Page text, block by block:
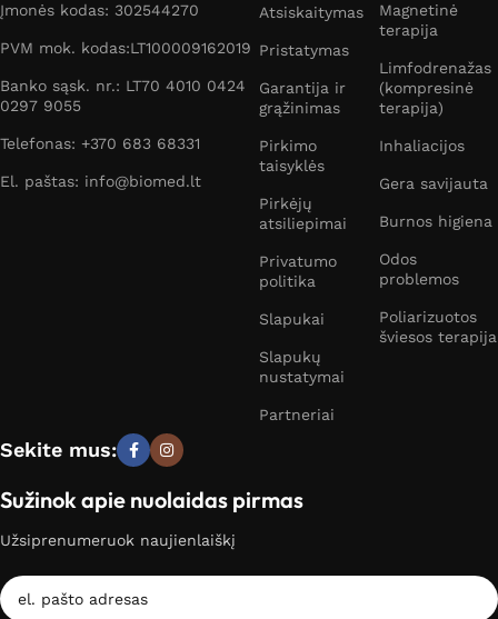
Įmonės kodas: 302544270
PVM mok. kodas:LT100009162019
Banko sąsk. nr.: LT70 4010 0424
0297 9055
Telefonas: +370 683 68331
El. paštas: info@biomed.lt
Atsiskaitymas
Pristatymas
Garantija ir
grąžinimas
Pirkimo
taisyklės
Pirkėjų
atsiliepimai
Privatumo
politika
Slapukai
Slapukų
nustatymai
Partneriai
Magnetinė
terapija
Limfodrenažas
(kompresinė
terapija)
Inhaliacijos
Gera savijauta
Burnos higiena
Odos
problemos
Poliarizuotos
šviesos terapija
Sekite mus:
Sužinok apie nuolaidas pirmas
Užsiprenumeruok naujienlaiškį